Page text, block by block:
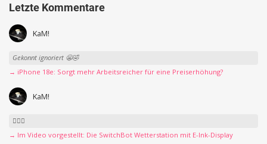
Letzte Kommentare
KaM!
Gekonnt ignoriert 😬🤣
→ iPhone 18e: Sorgt mehr Arbeitsreicher für eine Preiserhöhung?
KaM!
👍🏻🤣
→ Im Video vorgestellt: Die SwitchBot Wetterstation mit E-Ink-Display